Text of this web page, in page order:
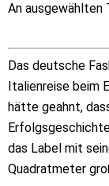
An ausgewählten
Das deutsche
Italienreise beim
hätte geahnt,
das Label mit
Quadratmeter